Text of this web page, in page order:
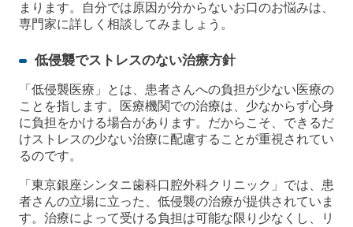
まります。自分では原因が分からないお口のお悩みは、
専門家に詳しく相談してみましょう。
低侵襲でストレスのない治療方針
「低侵襲医療」とは、患者さんへの負担が少ない医療の
ことを指します。医療機関での治療は、少なからず心身
に負担をかける場合があります。だからこそ、できるだ
けストレスの少ない治療に配慮することが重視されてい
るのです。
「東京銀座シンタニ歯科口腔外科クリニック」では、患
者さんの立場に立った、低侵襲の治療が提供されていま
す。治療によって受ける負担は可能な限り少なくし、リ